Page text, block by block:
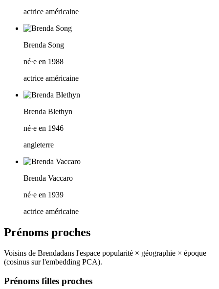
actrice américaine
Brenda Song
né·e en 1988
actrice américaine
Brenda Blethyn
né·e en 1946
angleterre
Brenda Vaccaro
né·e en 1939
actrice américaine
Prénoms proches
Voisins de Brendadans l'espace popularité × géographie × époque
(cosinus sur l'embedding PCA).
Prénoms filles proches